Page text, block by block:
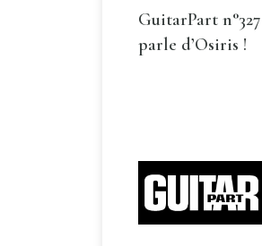
GuitarPart n°327
parle d’Osiris !